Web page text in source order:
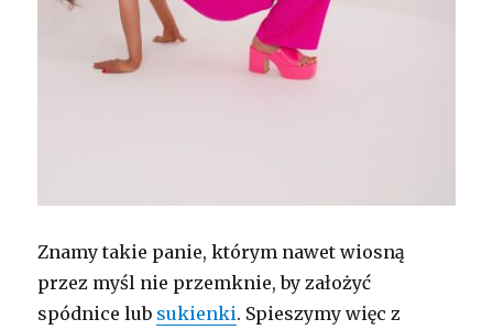
Znamy takie panie, którym nawet wiosną
przez myśl nie przemknie, by założyć
spódnice lub sukienki. Spieszymy więc z